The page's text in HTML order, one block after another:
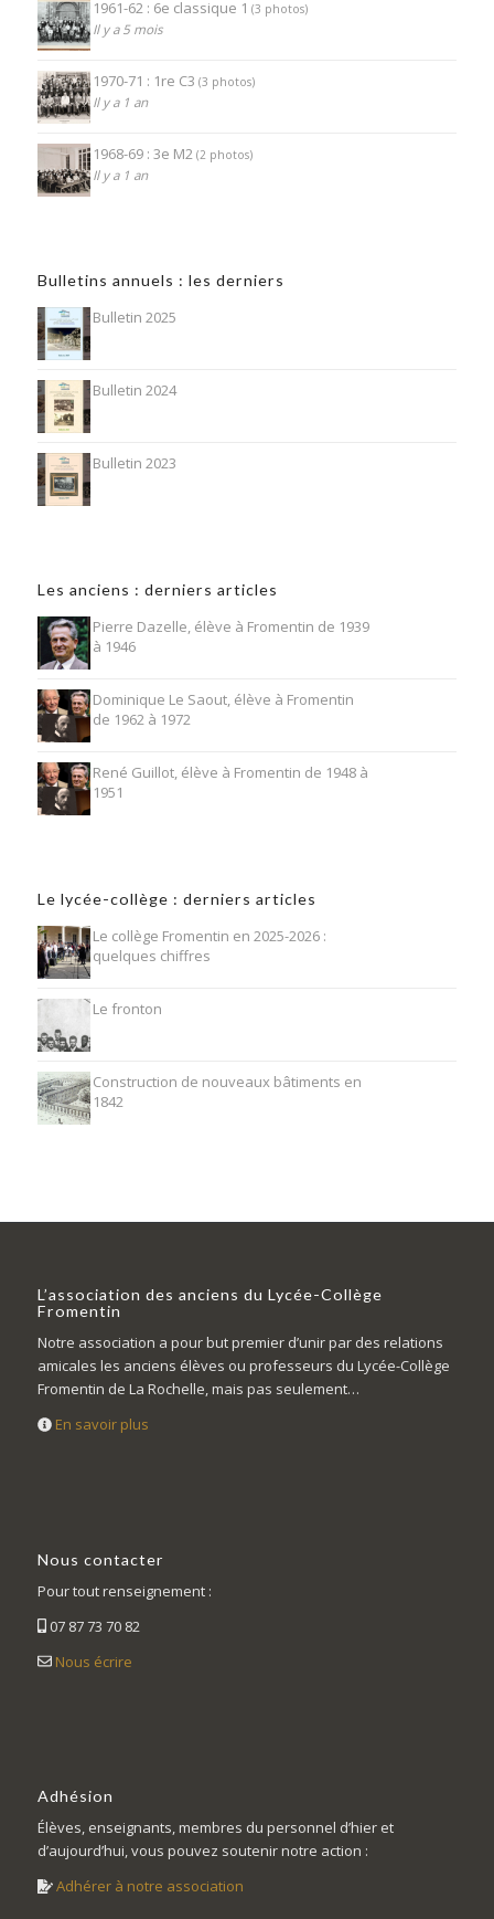
1961-62 : 6e classique 1 (3 photos)
Il y a 5 mois
1970-71 : 1re C3 (3 photos)
Il y a 1 an
1968-69 : 3e M2 (2 photos)
Il y a 1 an
Bulletins annuels : les derniers
Bulletin 2025
Bulletin 2024
Bulletin 2023
Les anciens : derniers articles
Pierre Dazelle, élève à Fromentin de 1939
à 1946
Dominique Le Saout, élève à Fromentin
de 1962 à 1972
René Guillot, élève à Fromentin de 1948 à
1951
Le lycée-collège : derniers articles
Le collège Fromentin en 2025-2026 :
quelques chiffres
Le fronton
Construction de nouveaux bâtiments en
1842
L’association des anciens du Lycée-Collège
Fromentin
Notre association a pour but premier d’unir par des relations
amicales les anciens élèves ou professeurs du Lycée-Collège
Fromentin de La Rochelle, mais pas seulement…
En savoir plus
Nous contacter
Pour tout renseignement :
07 87 73 70 82
Nous écrire
Adhésion
Élèves, enseignants, membres du personnel d’hier et
d’aujourd’hui, vous pouvez soutenir notre action :
Adhérer à notre association